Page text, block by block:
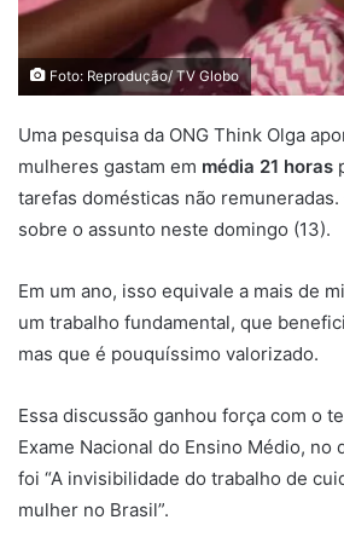
Foto: Reprodução/ TV Globo
Uma pesquisa da ONG Think Olga
mulheres gastam em média 21 horas
tarefas domésticas não
sobre o assunto neste domingo (13).
Em um ano, isso equivale a mais de
um trabalho fundamental, que
mas que é pouquíssimo valorizado.
Essa discussão ganhou força com o
Exame Nacional do Ensino Médio, no
foi “A invisibilidade do trabalho de
mulher no Brasil”.